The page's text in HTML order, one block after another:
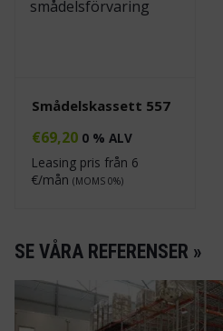
Smådelskassett 557
€69,20 0 % ALV
Leasing pris från 6
€/mån (MOMS 0%)
SE VÅRA REFERENSER »